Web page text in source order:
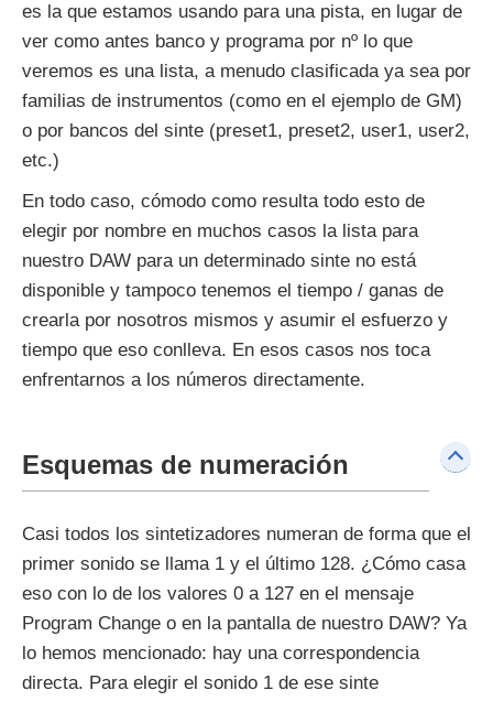
es la que estamos usando para una pista, en lugar de
ver como antes banco y programa por nº lo que
veremos es una lista, a menudo clasificada ya sea por
familias de instrumentos (como en el ejemplo de GM)
o por bancos del sinte (preset1, preset2, user1, user2,
etc.)
En todo caso, cómodo como resulta todo esto de
elegir por nombre en muchos casos la lista para
nuestro DAW para un determinado sinte no está
disponible y tampoco tenemos el tiempo / ganas de
crearla por nosotros mismos y asumir el esfuerzo y
tiempo que eso conlleva. En esos casos nos toca
enfrentarnos a los números directamente.
Esquemas de numeración
Casi todos los sintetizadores numeran de forma que el
primer sonido se llama 1 y el último 128. ¿Cómo casa
eso con lo de los valores 0 a 127 en el mensaje
Program Change o en la pantalla de nuestro DAW? Ya
lo hemos mencionado: hay una correspondencia
directa. Para elegir el sonido 1 de ese sinte